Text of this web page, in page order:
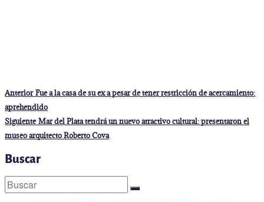
Navegación
de
entradas
Anterior Entrada
Fue a la casa de su ex a pesar de tener restricción de acercamiento:
aprehendido
Siguiente Entrada
Mar del Plata tendrá un nuevo atractivo cultural: presentaron el
museo arquitecto Roberto Cova
Buscar
Buscar